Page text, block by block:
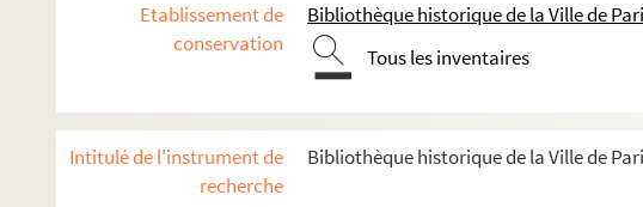
Etablissement de
conservation
Bibliothèque historique de la Ville de
Tous les inventaires
Intitulé de l'instrument de
recherche
Bibliothèque historique de la Ville de
Du Bois, Albert (1872-1940)
Duard, Emile (1862-1941)
Dubosq, Lucien (18..-19.. ; comédien)
Duclot, Fernand (18..-19.. ; chirurgien-dentiste)